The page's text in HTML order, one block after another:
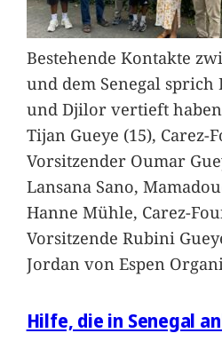
Bestehende Kontakte
und dem Senegal
und Djilor vertieft
Tijan Gueye (15), Carez-
Vorsitzender Oumar
Lansana Sano,
Hanne Mühle, Carez-
Vorsitzende Rubini
Jordan von Espen
Hilfe, die in Senegal